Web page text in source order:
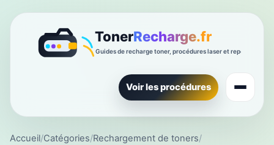
Voir les procédures
Accueil/Catégories/Rechargement de toners/